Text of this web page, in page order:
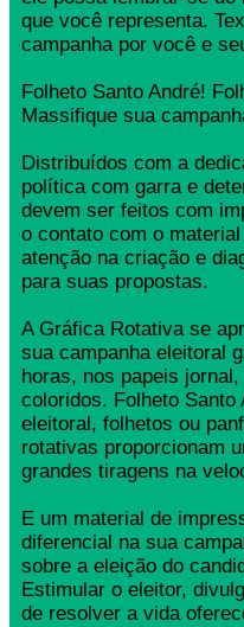
que você representa.
campanha por você e
Folheto Santo André!
Massifique sua
Distribuídos com a
política com garra e
devem ser feitos com
o contato com o
atenção na criação e
para suas propostas.
A Gráfica Rotativa se
sua campanha eleitoral
horas, nos papeis
coloridos. Folheto Santo
eleitoral, folhetos ou
rotativas proporcionam
grandes tiragens na
E um material de
diferencial na sua
sobre a eleição do
Estimular o eleitor,
de resolver a vida